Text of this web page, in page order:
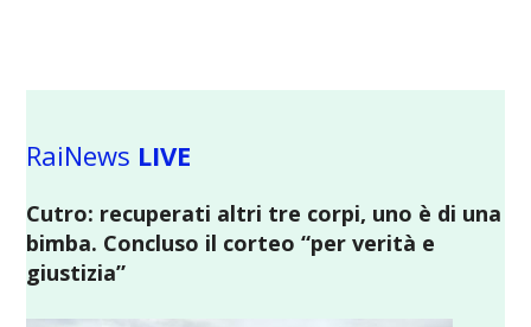
RaiNews LIVE
Cutro: recuperati altri tre corpi, uno è di una
bimba. Concluso il corteo “per verità e
giustizia”